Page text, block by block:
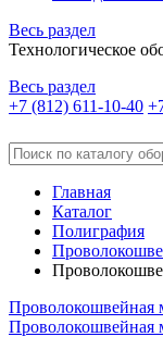
Весь раздел
Технологическое
Весь раздел
+7 (812) 611-10-40
Главная
Каталог
Полиграфия
Проволокошвейная
Проволокошвейная